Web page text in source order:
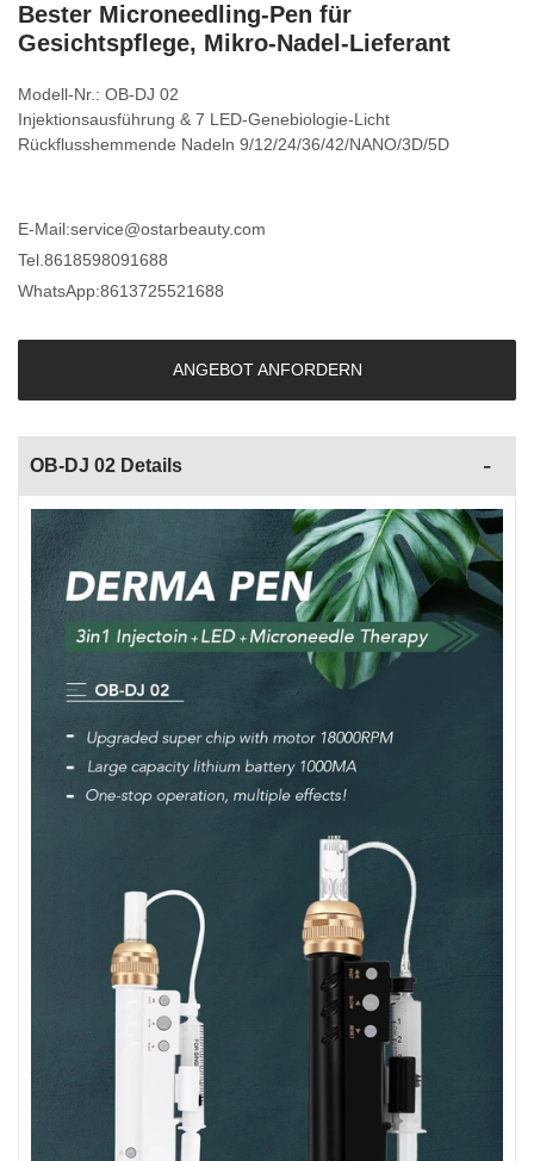
Bester Microneedling-Pen für
Gesichtspflege, Mikro-Nadel-Lieferant
Modell-Nr.: OB-DJ 02
Injektionsausführung & 7 LED-Genebiologie-Licht
Rückflusshemmende Nadeln 9/12/24/36/42/NANO/3D/5D
E-Mail:service@ostarbeauty.com
Tel. 8618598091688
WhatsApp:8613725521688
ANGEBOT ANFORDERN
OB-DJ 02 Details